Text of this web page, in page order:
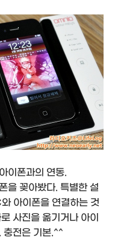
이폰과의 연동.
을 꽂아봤다. 특별한 설
아이폰을 연결하는 것
사진을 옮기거나 아이
충전은 기본.^^